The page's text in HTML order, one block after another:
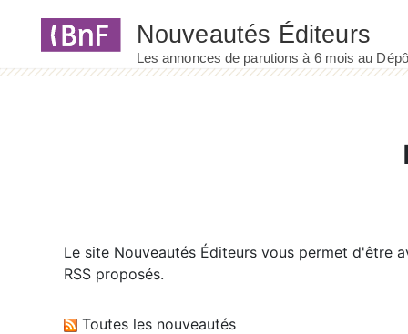
Le site Nouveautés Éditeurs vous permet d'être
RSS proposés.
Toutes les nouveautés